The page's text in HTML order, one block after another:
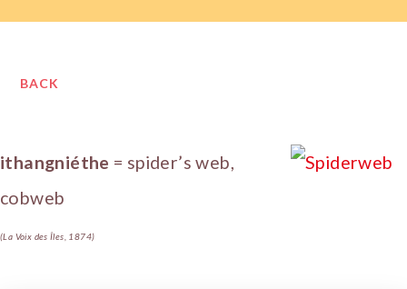
BACK
ithangniéthe = spider’s web,
cobweb
(La Voix des Îles, 1874)